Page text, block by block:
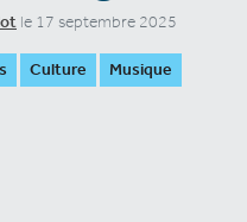
le 17 septembre 2025
Culture Musique